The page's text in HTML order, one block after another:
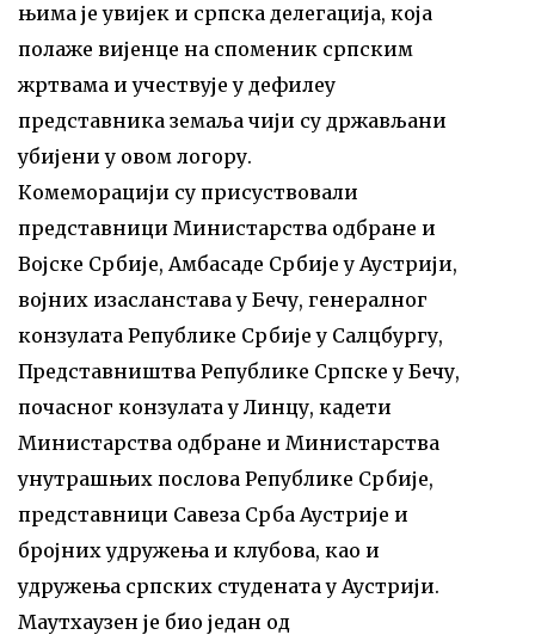
њима је увијек и српска делегација, која
полаже вијенце на споменик српским
жртвама и учествује у дефилеу
представника земаља чији су држављани
убијени у овом логору.
Комеморацији су присуствовали
представници Министарства одбране и
Војске Србије, Амбасаде Србије у Аустрији,
војних изасланстава у Бечу, генералног
конзулата Републике Србије у Салцбургу,
Представништва Републике Српске у Бечу,
почасног конзулата у Линцу, кадети
Министарства одбране и Министарства
унутрашњих послова Републике Србије,
представници Савеза Срба Аустрије и
бројних удружења и клубова, као и
удружења српских студената у Аустрији.
Маутхаузен је био један од